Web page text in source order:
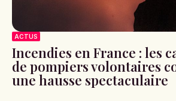
ACTUS
Incendies en France : les
de pompiers volontaires
une hausse spectaculaire